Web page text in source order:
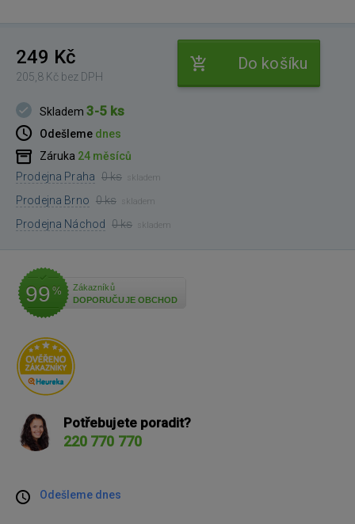
249 Kč
205,8 Kč bez DPH
Do košíku
Skladem3-5 ks
Odešleme dnes
Záruka 24 měsíců
Prodejna Praha 0 ks skladem
Prodejna Brno 0 ks skladem
Prodejna Náchod 0 ks skladem
99 %
Zákazníků
DOPORUČUJE OBCHOD
Potřebujete poradit?
220 770 770
Odešleme dnes